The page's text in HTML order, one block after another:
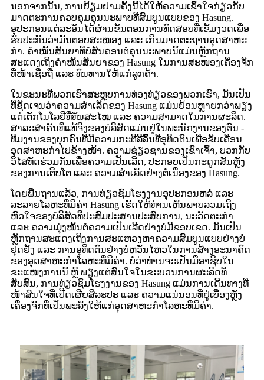
ນອກຈາກນັ້ນ, ການຢ້ຽມຢາມຄັ້ງນີ້ໄດ້ໃຫ້ຄວາມເຂົ້າໃຈກ່ຽວກັບ
ມາດຕະການຄວບຄຸມຄຸນນະພາບທີ່ສົມບູນແບບຂອງ Hasung.
ອຸປະກອນແຕ່ລະອັນໄດ້ຜ່ານຂັ້ນຕອນການທົດສອບທີ່ເຂັ້ມງວດເພື່ອ
ຮັບປະກັນວ່າມັນຕອບສະໜອງ ແລະ ເກີນມາດຕະຖານອຸດສາຫະ
ກໍາ. ຄໍາໝັ້ນສັນຍາທີ່ບໍ່ສັ່ນຄອນຕໍ່ຄຸນນະພາບນີ້ແມ່ນຫຼັກຖານ
ສະແດງເຖິງຄໍາໝັ້ນສັນຍາຂອງ Hasung ໃນການສະໜອງເຄື່ອງຈັກ
ທີ່ໜ້າເຊື່ອຖື ແລະ ທົນທານໃຫ້ແກ່ລູກຄ້າ.
ໃນຂະນະທີ່ພວກເຮົາສະຫຼຸບການທ່ອງທ່ຽວຂອງພວກເຮົາ, ມັນເປັນ
ທີ່ຊັດເຈນວ່າຄວາມສຳເລັດຂອງ Hasung ແມ່ນຍ້ອນຫຼາຍກວ່າພຽງ
ແຕ່ເຕັກໂນໂລຢີທີ່ທັນສະໄໝ ແລະ ຄວາມສາມາດໃນການຜະລິດ.
ສາລະສຳຄັນທີ່ແທ້ຈິງຂອງບໍລິສັດແມ່ນຢູ່ໃນພະນັກງານຂອງຕົນ -
ທີມງານຂອງບຸກຄົນທີ່ມີຄວາມກະຕືລືລົ້ນທີ່ອຸທິດຕົນເພື່ອຂັບເຄື່ອນ
ອຸດສາຫະກໍາໄປຂ້າງໜ້າ. ຄວາມຊ່ຽວຊານຂອງເຂົາເຈົ້າ, ບວກກັບ
ວິໄສທັດຮ່ວມກັນເພື່ອຄວາມເປັນເລີດ, ປະກອບເປັນກະດູກສັນຫຼັງ
ຂອງການເຕີບໂຕ ແລະ ຄວາມສຳເລັດຢ່າງຕໍ່ເນື່ອງຂອງ Hasung.
ໂດຍພື້ນຖານແລ້ວ, ການທ່ຽວຊົມໂຮງງານອຸປະກອນຫລໍ່ ແລະ
ລະລາຍໂລຫະທີ່ມີຄ່າ Hasung ເຮັດໃຫ້ທ່ານເຫັນພາບລວມເຖິງ
ຫົວໃຈຂອງບໍລິສັດທີ່ປະສົມປະສານປະສົບການ, ນະວັດຕະກໍາ
ແລະ ຄວາມມຸ່ງໝັ້ນຕໍ່ຄວາມເປັນເລີດຢ່າງບໍ່ມີຂອບເຂດ. ມັນເປັນ
ຫຼັກຖານສະແດງເຖິງການສະແຫວງຫາຄວາມສົມບູນແບບຢ່າງບໍ່
ຢຸດຢັ້ງ ແລະ ການອຸທິດຕົນຢ່າງບໍ່ຫວັ່ນໄຫວໃນການສ້າງອະນາຄົດ
ຂອງອຸດສາຫະກໍາໂລຫະທີ່ມີຄ່າ. ບໍ່ວ່າທ່ານຈະເປັນມືອາຊີບໃນ
ຂະແໜງການນີ້ ຫຼື ພຽງແຕ່ສົນໃຈໃນຂະບວນການຜະລິດທີ່
ສັບສົນ, ການທ່ຽວຊົມໂຮງງານຂອງ Hasung ແມ່ນການເດີນທາງທີ່
ໜ້າສົນໃຈທີ່ເປີດເຜີຍສິລະປະ ແລະ ຄວາມແນ່ນອນທີ່ຢູ່ເບື້ອງຫຼັງ
ເຄື່ອງຈັກທີ່ເປັນພະລັງໃຫ້ແກ່ອຸດສາຫະກໍາໂລຫະທີ່ມີຄ່າ.